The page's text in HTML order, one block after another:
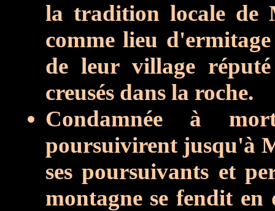
la tradition locale
comme lieu
de leur village
creusés dans la roche.
Condamnée à
poursuivirent jusqu'à
ses poursuivants et
montagne se fendit